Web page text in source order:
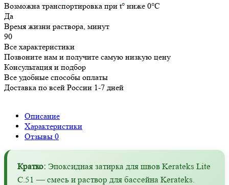
Возможна транспортировка при t° ниже 0°C
Да
Время жизни раствора, минут
90
Все характеристики
Позвоните нам и получите самую низкую цену
Консультация и подбор
Все удобные способы оплаты
Доставка по всей России 1-7 дней
Описание
Характеристики
Отзывы 0
Кратко: Эпоксидная затирка для швов Kerateks Lite
С.51 — смесь и раствор для бассейна Kerateks.